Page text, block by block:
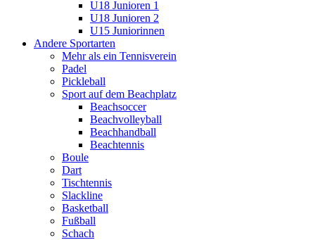
U18 Junioren 1
U18 Junioren 2
U15 Juniorinnen
Andere Sportarten
Mehr als ein Tennisverein
Padel
Pickleball
Sport auf dem Beachplatz
Beachsoccer
Beachvolleyball
Beachhandball
Beachtennis
Boule
Dart
Tischtennis
Slackline
Basketball
Fußball
Schach